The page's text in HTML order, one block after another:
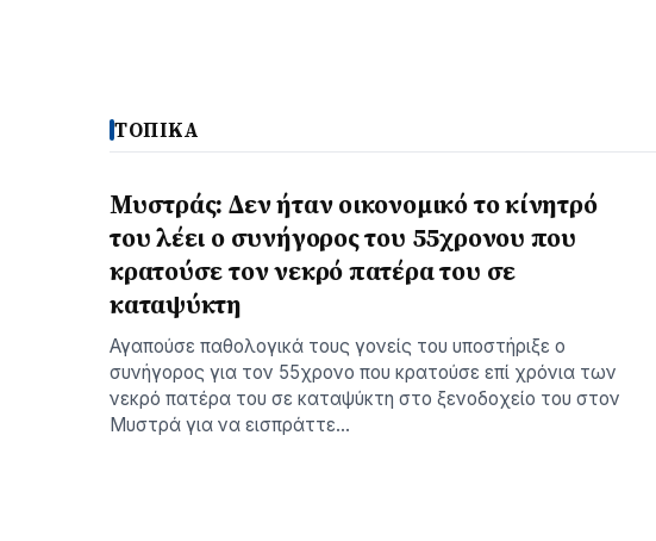
ΤΟΠΙΚΑ
Μυστράς: Δεν ήταν οικονομικό το κίνητρό
του λέει ο συνήγορος του 55χρονου που
κρατούσε τον νεκρό πατέρα του σε
καταψύκτη
Αγαπούσε παθολογικά τους γονείς του υποστήριξε ο
συνήγορος για τον 55χρονο που κρατούσε επί χρόνια των
νεκρό πατέρα του σε καταψύκτη στο ξενοδοχείο του στον
Μυστρά για να εισπράττε…